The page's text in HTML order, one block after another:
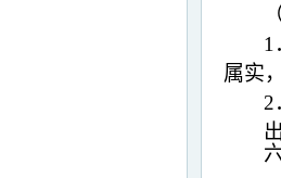
1
属实
2